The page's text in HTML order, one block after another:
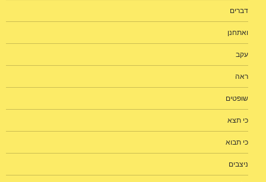
דברים
ואתחנן
עקב
ראה
שופטים
כי תצא
כי תבוא
ניצבים